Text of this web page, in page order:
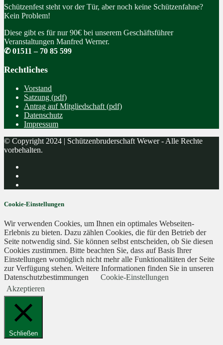
Schützenfest steht vor der Tür, aber noch keine Schützenfahne?
Kein Problem!
Diese gibt es für nur 90€ bei unserem Geschäftsführer
Veranstaltungen Manfred Werner.
✆ 01511 – 70 85 599
Rechtliches
Vorstand
Satzung (pdf)
Antrag auf Mitgliedschaft (pdf)
Datenschutz
Impressum
© Copyright 2024 | Schützenbruderschaft Wewer - Alle Rechte
vorbehalten.
Cookie-Einstellungen
Wir verwenden Cookies, um Ihnen ein optimales Webseiten-
Erlebnis zu bieten. Dazu zählen Cookies, die für den Betrieb der
Seite notwendig sind. Sie können selbst entscheiden, ob Sie diesen
Cookies zustimmen. Bitte beachten Sie, dass auf Basis Ihrer
Einstellungen womöglich nicht mehr alle Funktionalitäten der Seite
zur Verfügung stehen. Weitere Informationen finden Sie in unseren
Datenschutzbestimmungen
Cookie-Einstellungen
Akzeptieren
Schließen